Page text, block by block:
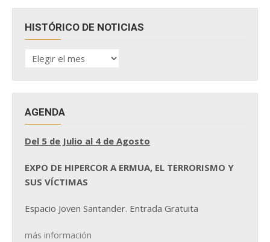
HISTÓRICO DE NOTICIAS
HISTÓRICO
DE
AGENDA
Del 5 de Julio al 4 de Agosto
EXPO DE HIPERCOR A ERMUA, EL TERRORISMO Y
SUS VÍCTIMAS
Espacio Joven Santander. Entrada Gratuita
más información